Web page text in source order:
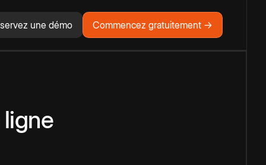
une démo Commencez gratuitement →
ligne